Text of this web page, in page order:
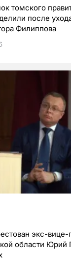
томского
после
Филиппова
экс-вице-
области Юрий